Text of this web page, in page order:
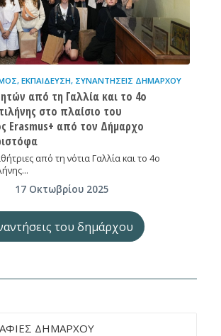
, ΕΚΠΑΊΔΕΥΣΗ, ΣΥΝΑΝΤΉΣΕΙΣ ΔΗΜΆΡΧΟΥ
από τη Γαλλία και το 4ο
στο πλαίσιο του
Erasmus+ από τον Δήμαρχο
από τη νότια Γαλλία και το 4ο
17 Οκτωβρίου 2025
του δημάρχου
ΔΗΜΑΡΧΟΥ